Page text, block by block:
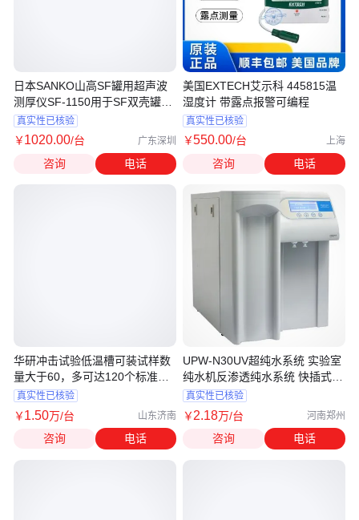
日本SANKO山高SF罐用超声波
测厚仪SF-1150用于SF双壳罐的
试验确认
真实性已核验
￥1020.00/台 广东深圳
咨询 电话
华研冲击试验低温槽可装试样数
量大于60，多可达120个标准试
样
真实性已核验
￥1.50万/台 山东济南
咨询 电话
美国EXTECH艾示科 445815温
湿度计 带露点报警可编程
真实性已核验
￥550.00/台 上海
咨询 电话
UPW-N30UV超纯水系统 实验室
纯水机反渗透纯水系统 快插式管
路连接
真实性已核验
￥2.18万/台 河南郑州
咨询 电话